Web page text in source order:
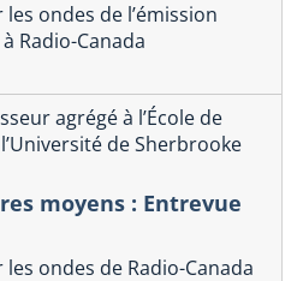
ondes de l’émission
Radio-Canada
agrégé à l’École de
de Sherbrooke
moyens : Entrevue
les ondes de Radio-Canada